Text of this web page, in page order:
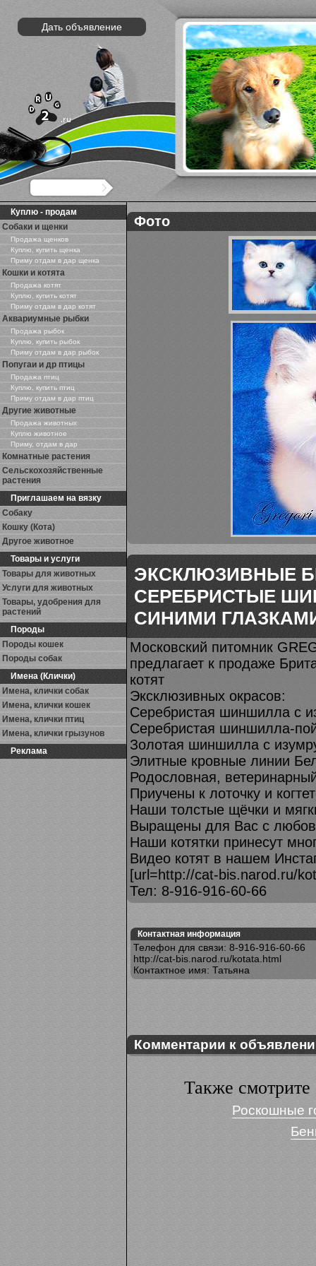
Дать объявление
Фото
ЭКСКЛЮЗИВНЫЕ
СЕРЕБРИСТЫЕ
СИНИМИ ГЛАЗКАМИ
Московский питомник
предлагает к продаже
котят
Эксклюзивных окрасов:
Серебристая шиншилла с
Серебристая шиншилла-
Золотая шиншилла с
Элитные кровные линии
Родословная,
Приучены к лоточку и
Наши толстые щёчки и
Выращены для Вас с
Наши котятки принесут
Видео котят в нашем
[url=http://cat-bis.narod.ru/
Тел: 8-916-916-60-66
Контактная информация
Телефон для связи: 8-916-916-60-66
http://cat-bis.narod.ru/kotata.html
Контактное имя: Татьяна
Комментарии к
Также смотрите
Роскошные
Куплю - продам
Собаки и щенки
Продажа щенков
Куплю, купить щенка
Приму отдам в дар щенка
Кошки и котята
Продажа котят
Куплю, купить котят
Приму отдам в дар котят
Аквариумные рыбки
Продажа рыбок
Куплю, купить рыбок
Приму отдам в дар рыбок
Попугаи и др птицы
Продажа птиц
Куплю, купить птиц
Приму отдам в дар птиц
Другие животные
Продажа животных
Куплю животное
Приму, отдам в дар
Комнатные растения
Сельскохозяйственные
растения
Приглашаем на вязку
Собаку
Кошку (Кота)
Другое животное
Товары и услуги
Товары для животных
Услуги для животных
Товары, удобрения для
растений
Породы
Породы кошек
Породы собак
Имена (Клички)
Имена, клички собак
Имена, клички кошек
Имена, клички птиц
Имена, клички грызунов
Реклама